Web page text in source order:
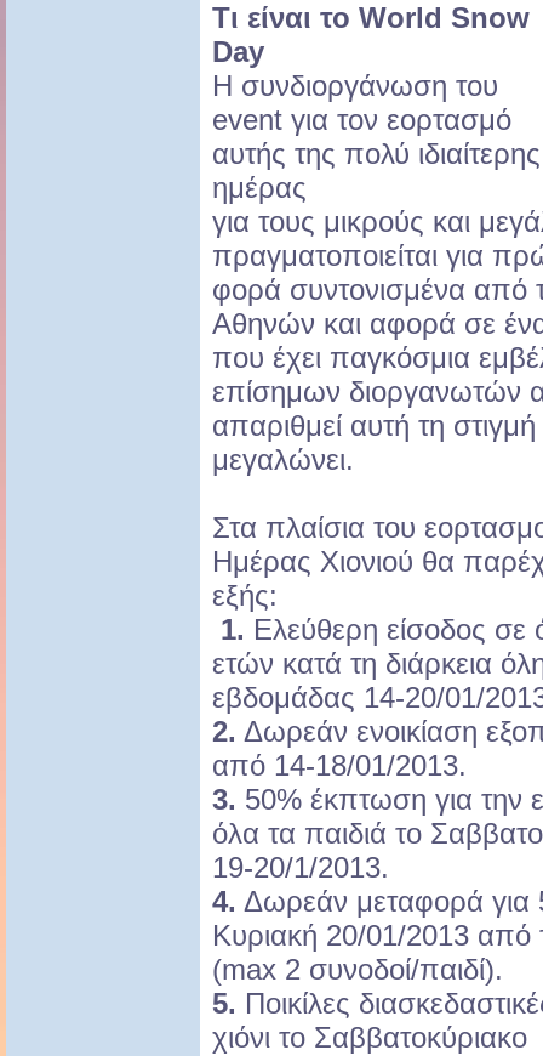
Τι είναι το World Snow
Day
Η συνδιοργάνωση του
event για τον εορτασμό
αυτής της πολύ ιδιαίτερης
ημέρας
για τους μικρούς και
πραγματοποιείται για
φορά συντονισμένα
Αθηνών και αφορά σε
που έχει παγκόσμια
επίσημων διοργανωτών
απαριθμεί αυτή τη
μεγαλώνει.
Στα πλαίσια του
Ημέρας Χιονιού θα
εξής:
1. Ελεύθερη είσοδος σε
ετών κατά τη διάρκεια
εβδομάδας 14-20/01/
2. Δωρεάν ενοικίαση
από 14-18/01/2013.
3. 50% έκπτωση για την
όλα τα παιδιά το
19-20/1/2013.
4. Δωρεάν μεταφορά για
Κυριακή 20/01/2013 από
(max 2 συνοδοί/παιδί).
5. Ποικίλες
χιόνι το Σαββατοκύριακο